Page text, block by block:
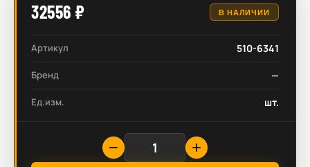
32556 ₽ В НАЛИЧИИ
Артикул 510-6341
Бренд —
Ед.изм. шт.